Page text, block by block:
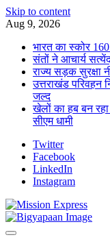
Skip to content
Aug 9, 2026
भारत का स्कोर
संतों ने आचार्य
राज्य सड़क सुरक्षा
उत्तराखंड परिवहन
जल्द
खेलों का हब बन रहा
सीएम धामी
Twitter
Facebook
LinkedIn
Instagram